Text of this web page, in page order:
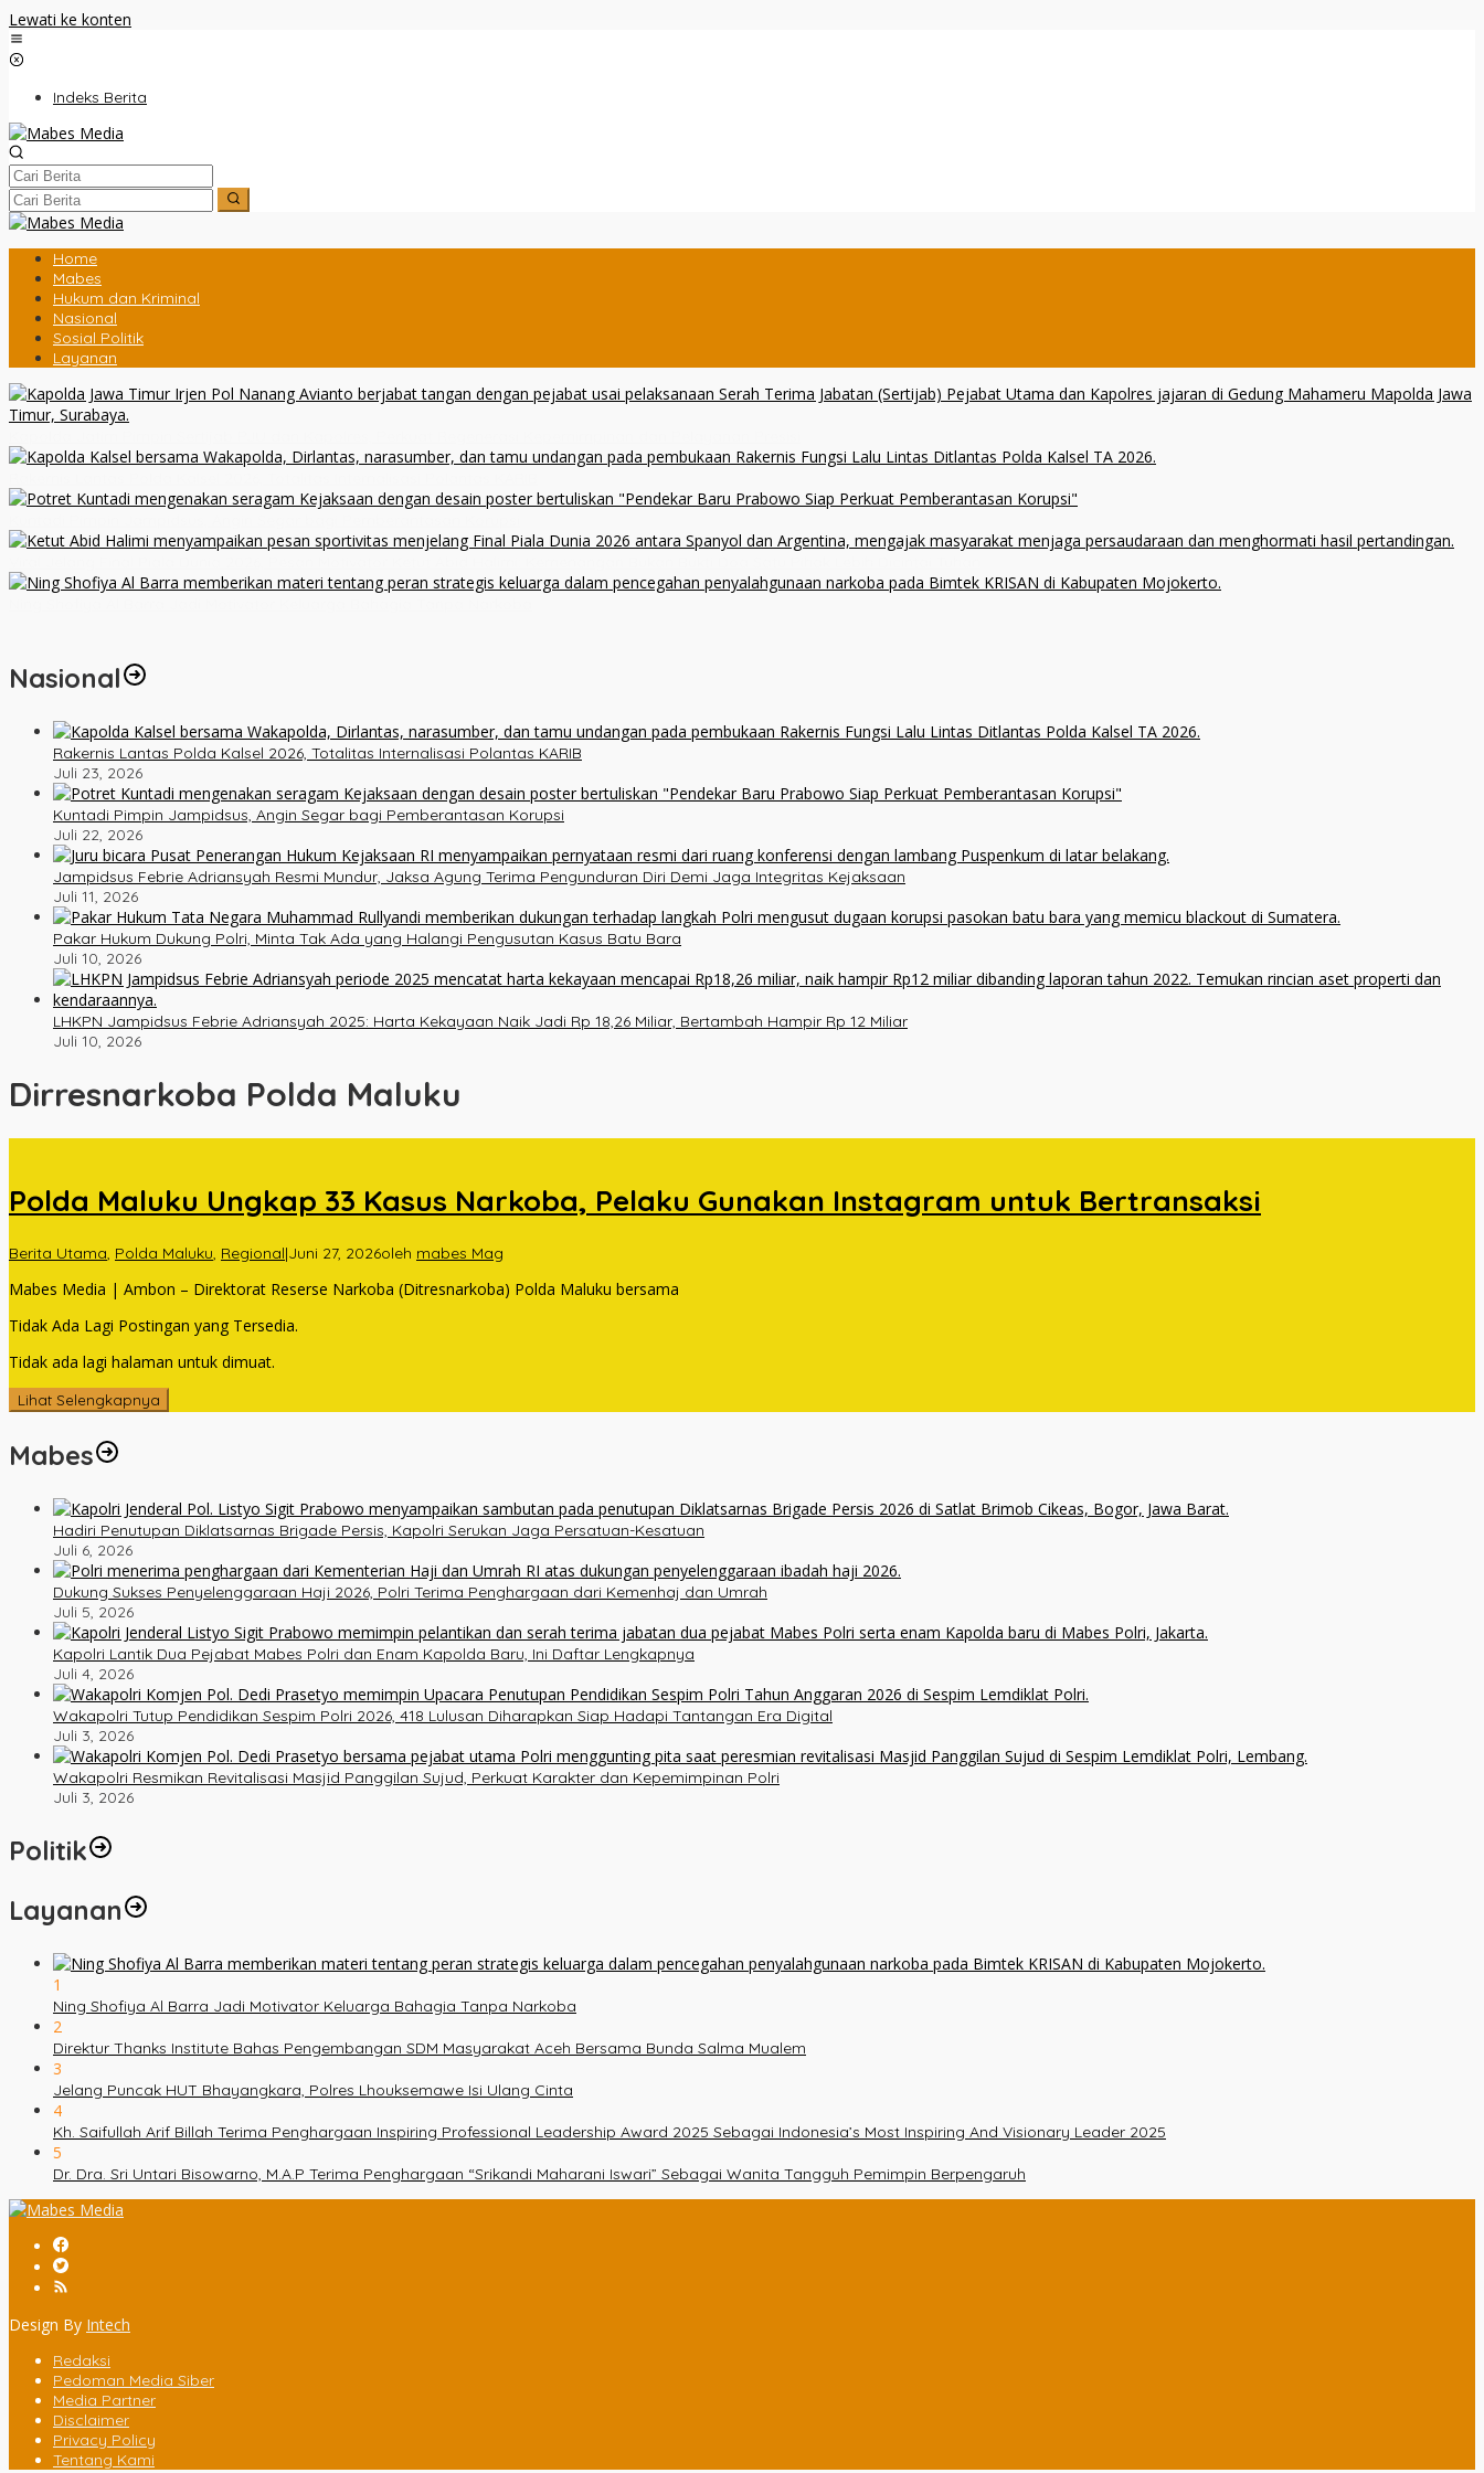
Lewati ke konten
Indeks Berita
Home
Mabes
Hukum dan Kriminal
Nasional
Sosial Politik
Layanan
Nasional
Rakernis Lantas Polda Kalsel 2026, Totalitas Internalisasi Polantas KARIB
Juli 23, 2026
Kuntadi Pimpin Jampidsus, Angin Segar bagi Pemberantasan Korupsi
Juli 22, 2026
Jampidsus Febrie Adriansyah Resmi Mundur, Jaksa Agung Terima Pengunduran Diri Demi Jaga Integritas Kejaksaan
Juli 11, 2026
Pakar Hukum Dukung Polri, Minta Tak Ada yang Halangi Pengusutan Kasus Batu Bara
Juli 10, 2026
LHKPN Jampidsus Febrie Adriansyah 2025: Harta Kekayaan Naik Jadi Rp 18,26 Miliar, Bertambah Hampir Rp 12 Miliar
Juli 10, 2026
Dirresnarkoba Polda Maluku
Polda Maluku Ungkap 33 Kasus Narkoba, Pelaku Gunakan Instagram untuk Bertransaksi
Berita Utama, Polda Maluku, Regional|Juni 27, 2026oleh mabes Mag
Mabes Media | Ambon – Direktorat Reserse Narkoba (Ditresnarkoba) Polda Maluku bersama
Tidak Ada Lagi Postingan yang Tersedia.
Tidak ada lagi halaman untuk dimuat.
Lihat Selengkapnya
Mabes
Hadiri Penutupan Diklatsarnas Brigade Persis, Kapolri Serukan Jaga Persatuan-Kesatuan
Juli 6, 2026
Dukung Sukses Penyelenggaraan Haji 2026, Polri Terima Penghargaan dari Kemenhaj dan Umrah
Juli 5, 2026
Kapolri Lantik Dua Pejabat Mabes Polri dan Enam Kapolda Baru, Ini Daftar Lengkapnya
Juli 4, 2026
Wakapolri Tutup Pendidikan Sespim Polri 2026, 418 Lulusan Diharapkan Siap Hadapi Tantangan Era Digital
Juli 3, 2026
Wakapolri Resmikan Revitalisasi Masjid Panggilan Sujud, Perkuat Karakter dan Kepemimpinan Polri
Juli 3, 2026
Politik
Layanan
1
Ning Shofiya Al Barra Jadi Motivator Keluarga Bahagia Tanpa Narkoba
2
Direktur Thanks Institute Bahas Pengembangan SDM Masyarakat Aceh Bersama Bunda Salma Mualem
3
Jelang Puncak HUT Bhayangkara, Polres Lhouksemawe Isi Ulang Cinta
4
Kh. Saifullah Arif Billah Terima Penghargaan Inspiring Professional Leadership Award 2025 Sebagai Indonesia’s Most Inspiring And Visionary Leader 2025
5
Dr. Dra. Sri Untari Bisowarno, M.A.P Terima Penghargaan “Srikandi Maharani Iswari” Sebagai Wanita Tangguh Pemimpin Berpengaruh
Design By Intech
Redaksi
Pedoman Media Siber
Media Partner
Disclaimer
Privacy Policy
Tentang Kami